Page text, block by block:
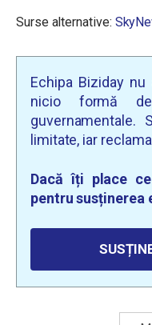
Surse alternative:
Echipa Biziday
nicio formă
guvernamentale.
limitate, iar
Dacă îți place
pentru susținerea